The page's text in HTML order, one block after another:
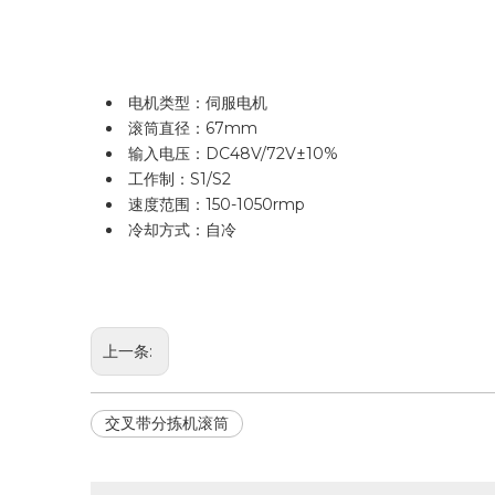
电机类型：伺服电机
滚筒直径：67mm
输入电压：DC48V/72V±10%
工作制：S1/S2
速度范围：150-1050rmp
冷却方式：自冷
上一条:
交叉带分拣机滚筒